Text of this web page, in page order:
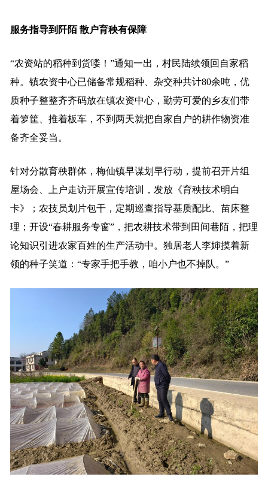
服务指导到阡陌 散户育秧有保障
“农资站的稻种到货喽！”通知一出，村民陆续领回自家稻
种。镇农资中心已储备常规稻种、杂交种共计80余吨，优
质种子整整齐齐码放在镇农资中心，勤劳可爱的乡友们带
着箩筐、推着板车，不到两天就把自家自户的耕作物资准
备齐全妥当。
针对分散育秧群体，梅仙镇早谋划早行动，提前召开片组
屋场会、上户走访开展宣传培训，发放《育秧技术明白
卡》；农技员划片包干，定期巡查指导基质配比、苗床整
理；开设“春耕服务专窗”，把农耕技术带到田间巷陌，把理
论知识引进农家百姓的生产活动中。独居老人李婶摸着新
领的种子笑道：“专家手把手教，咱小户也不掉队。”